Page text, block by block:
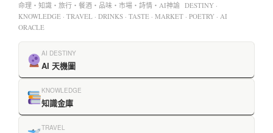
命理・知識・旅行・餐酒・品味・市場・詩情・AI神諭 DESTINY ·
KNOWLEDGE · TRAVEL · DRINKS · TASTE · MARKET · POETRY · AI
ORACLE
AI DESTINY
AI 天機圖
KNOWLEDGE
知識金庫
TRAVEL